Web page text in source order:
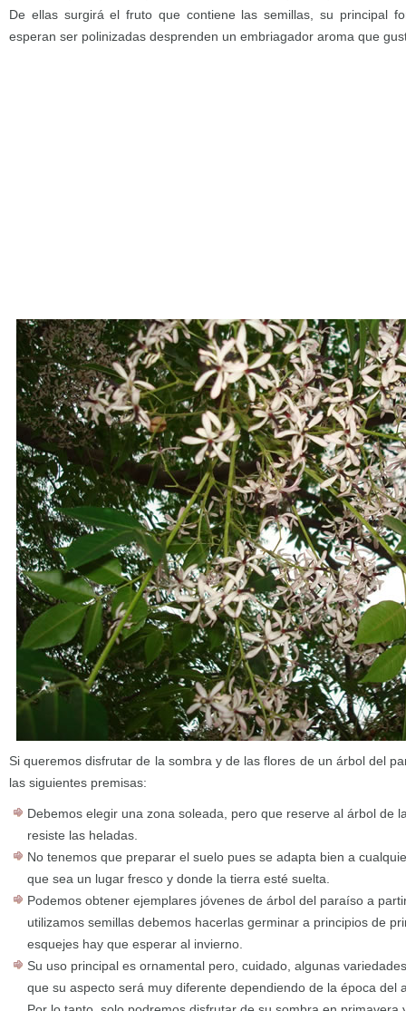
De ellas surgirá el fruto que contiene las semillas, su principal
esperan ser polinizadas desprenden un embriagador aroma que
Si queremos disfrutar de la sombra y de las flores de un árbol del
las siguientes premisas:
Debemos elegir una zona soleada, pero que reserve al árbol de
resiste las heladas.
No tenemos que preparar el suelo pues se adapta bien a
que sea un lugar fresco y donde la tierra esté suelta.
Podemos obtener ejemplares jóvenes de árbol del paraíso a
utilizamos semillas debemos hacerlas germinar a principios de
esquejes hay que esperar al invierno.
Su uso principal es ornamental pero, cuidado, algunas
que su aspecto será muy diferente dependiendo de la época del